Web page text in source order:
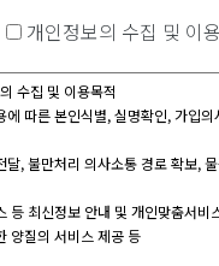
개인정보의 수집 및 이